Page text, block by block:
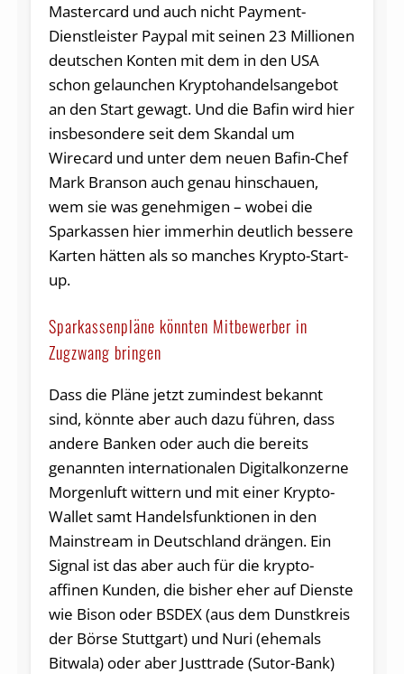
Mastercard und auch nicht Payment-
Dienstleister Paypal mit seinen 23 Millionen
deutschen Konten mit dem in den USA
schon gelaunchen Kryptohandelsangebot
an den Start gewagt. Und die Bafin wird hier
insbesondere seit dem Skandal um
Wirecard und unter dem neuen Bafin-Chef
Mark Branson auch genau hinschauen,
wem sie was genehmigen – wobei die
Sparkassen hier immerhin deutlich bessere
Karten hätten als so manches Krypto-Start-
up.
Sparkassenpläne könnten Mitbewerber in
Zugzwang bringen
Dass die Pläne jetzt zumindest bekannt
sind, könnte aber auch dazu führen, dass
andere Banken oder auch die bereits
genannten internationalen Digitalkonzerne
Morgenluft wittern und mit einer Krypto-
Wallet samt Handelsfunktionen in den
Mainstream in Deutschland drängen. Ein
Signal ist das aber auch für die krypto-
affinen Kunden, die bisher eher auf Dienste
wie Bison oder BSDEX (aus dem Dunstkreis
der Börse Stuttgart) und Nuri (ehemals
Bitwala) oder aber Justtrade (Sutor-Bank)